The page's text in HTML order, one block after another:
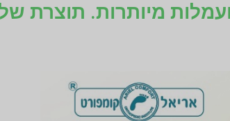
מיותרות. תוצרת